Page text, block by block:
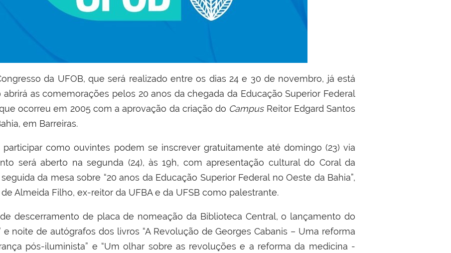
da UFOB, que será realizado entre os dias 24 e 30 de novembro, já está
as comemorações pelos 20 anos da chegada da Educação Superior Federal
ocorreu em 2005 com a aprovação da criação do CampusReitor Edgard Santos
em Barreiras.
participar como ouvintes podem se inscrever gratuitamente até domingo (23) via
será aberto na segunda (24), às 19h, com apresentação cultural do Coral da
da mesa sobre “20 anos da Educação Superior Federal no Oeste da Bahia”,
Almeida Filho, ex-reitor da UFBA e da UFSB como palestrante.
descerramento de placa de nomeação da Biblioteca Central, o lançamento do
e noite de autógrafos dos livros “A Revolução de Georges Cabanis – Uma reforma
pós-iluminista” e “Um olhar sobre as revoluções e a reforma da medicina -